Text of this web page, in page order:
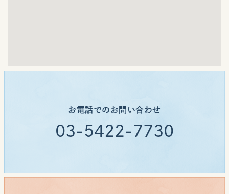
お電話でのお問い合わせ
03-5422-7730